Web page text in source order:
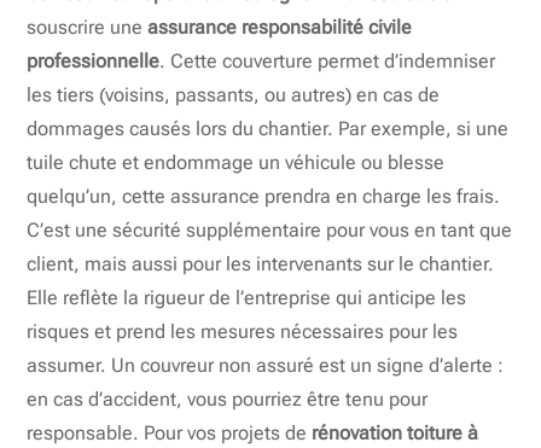
souscrire uneassurance responsabilité civile
professionnelle. Cette couverture permet d’indemniser
les tiers (voisins, passants, ou autres) en cas de
dommages causés lors du chantier. Par exemple, si une
tuile chute et endommage un véhicule ou blesse
quelqu’un, cette assurance prendra en charge les frais.
C’est une sécurité supplémentaire pour vous en tant que
client, mais aussi pour les intervenants sur le chantier.
Elle reflète la rigueur de l’entreprise qui anticipe les
risques et prend les mesures nécessaires pour les
assumer. Un couvreur non assuré est un signe d’alerte :
en cas d’accident, vous pourriez être tenu pour
responsable. Pour vos projets de rénovation toiture à